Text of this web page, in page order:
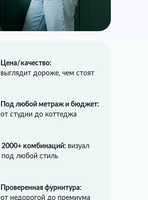
Цена/качество:
выглядит дороже, чем стоят
Под любой метраж и бюджет:
от студии до коттеджа
2000+ комбинаций: визуал
под любой стиль
Проверенная фурнитура:
от недорогой до премиума